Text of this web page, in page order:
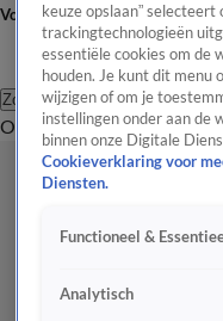
Volg Shownieuws
Zoeken
OverzichtEntertainment
keuze opslaan”
trackingtechnologieën
essentiële cookies om de
houden. Je kunt dit menu
wijzigen of om je
instellingen onder aan de
binnen onze Digitale
Cookieverklaring voor
Diensten.
Functioneel &
Analytisch